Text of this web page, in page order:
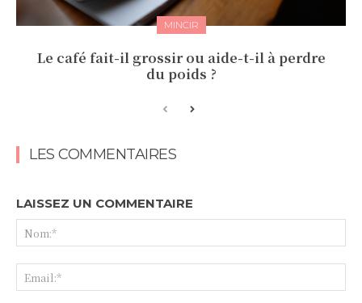
MINCIR
Le café fait-il grossir ou aide-t-il à perdre
du poids ?
LES COMMENTAIRES
LAISSEZ UN COMMENTAIRE